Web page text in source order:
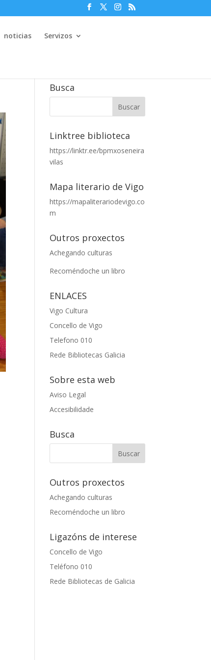
noticias Servizos
Busca
Linktree biblioteca
https://linktr.ee/bpmxoseneira
vilas
Mapa literario de Vigo
https://mapaliterariodevigo.co
m
Outros proxectos
Achegando culturas
Recoméndoche un libro
ENLACES
Vigo Cultura
Concello de Vigo
Telefono 010
Rede Bibliotecas Galicia
Sobre esta web
Aviso Legal
Accesibilidade
Busca
Outros proxectos
Achegando culturas
Recoméndoche un libro
Ligazóns de interese
Concello de Vigo
Teléfono 010
Rede Bibliotecas de Galicia